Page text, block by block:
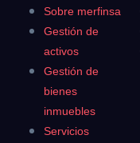
Sobre merfinsa
Gestión de
activos
Gestión de
bienes
inmuebles
Servicios